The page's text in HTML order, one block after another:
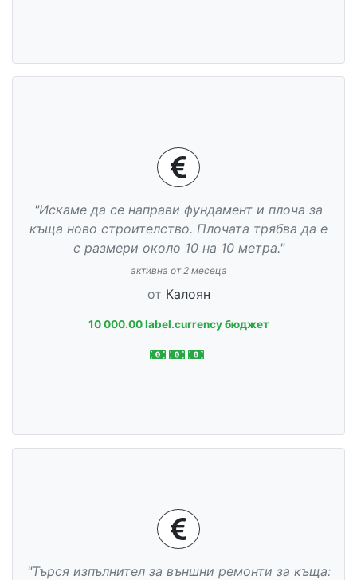
"Искаме да се направи фундамент и плоча за
къща ново строителство. Плочата трябва да е
с размери около 10 на 10 метра."
активна от 2 месеца
от Калоян
10 000.00 label.currency бюджет
"Търся изпълнител за външни ремонти за къща: